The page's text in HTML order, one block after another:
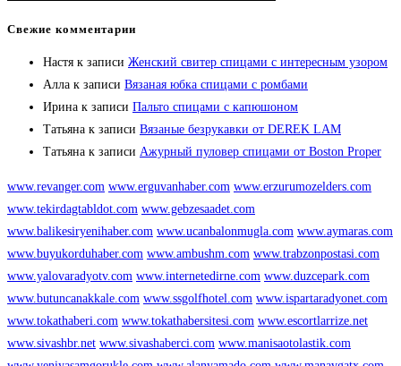
Свежие комментарии
Настя к записи Женский свитер спицами с интересным узором
Алла к записи Вязаная юбка спицами с ромбами
Ирина к записи Пальто спицами с капюшоном
Татьяна к записи Вязаные безрукавки от DEREK LAM
Татьяна к записи Ажурный пуловер спицами от Boston Proper
www.revanger.com www.erguvanhaber.com www.erzurumozelders.com
www.tekirdagtabldot.com www.gebzesaadet.com
www.balikesiryenihaber.com www.ucanbalonmugla.com www.aymaras.com
www.buyukorduhaber.com www.ambushm.com www.trabzonpostasi.com
www.yalovaradyotv.com www.internetedirne.com www.duzcepark.com
www.butuncanakkale.com www.ssgolfhotel.com www.ispartaradyonet.com
www.tokathaberi.com www.tokathabersitesi.com www.escortlarrize.net
www.sivashbr.net www.sivashaberci.com www.manisaotolastik.com